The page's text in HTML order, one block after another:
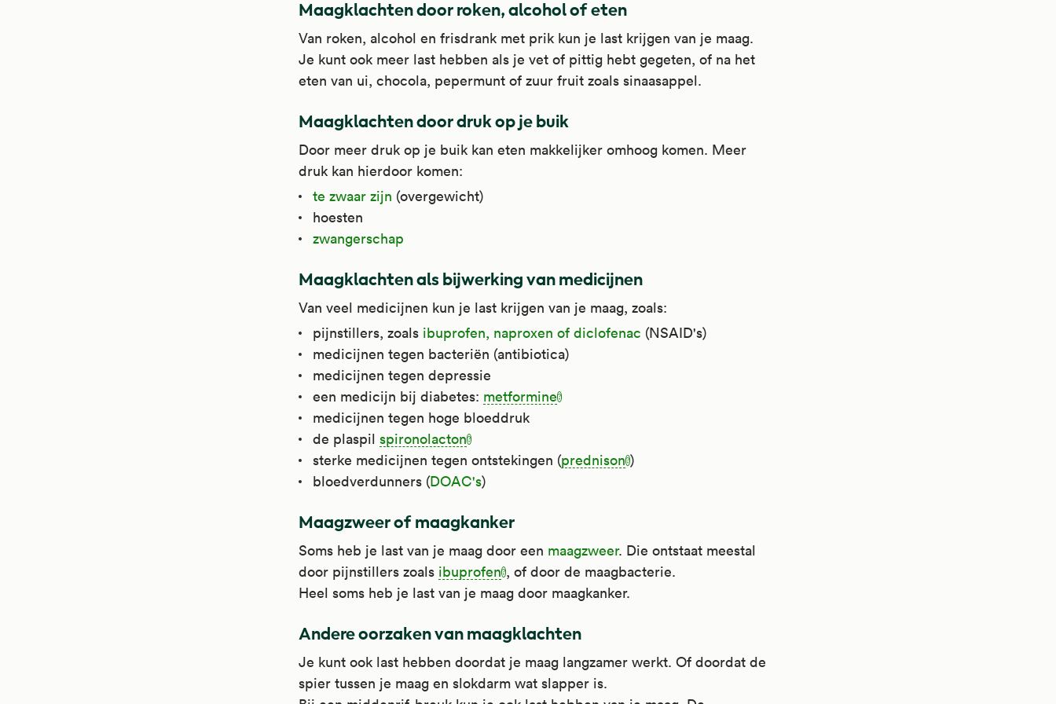
Maagklachten door roken, alcohol of eten
Van roken, alcohol en frisdrank met prik kun je last krijgen van je maag.
Je kunt ook meer last hebben als je vet of pittig hebt gegeten, of na het
eten van ui, chocola, pepermunt of zuur fruit zoals sinaasappel.
Maagklachten door druk op je buik
Door meer druk op je buik kan eten makkelijker omhoog komen. Meer
druk kan hierdoor komen:
te zwaar zijn (overgewicht)
hoesten
zwangerschap
Maagklachten als bijwerking van medicijnen
Van veel medicijnen kun je last krijgen van je maag, zoals:
pijnstillers, zoals ibuprofen, naproxen of diclofenac (NSAID's)
medicijnen tegen bacteriën (antibiotica)
medicijnen tegen depressie
een medicijn bij diabetes: metformine
medicijnen tegen hoge bloeddruk
de plaspil spironolacton
sterke medicijnen tegen ontstekingen (prednison )
bloedverdunners (DOAC's)
Maagzweer of maagkanker
Soms heb je last van je maag door een maagzweer. Die ontstaat meestal
door pijnstillers zoals ibuprofen , of door de maagbacterie.
Heel soms heb je last van je maag door maagkanker.
Andere oorzaken van maagklachten
Je kunt ook last hebben doordat je maag langzamer werkt. Of doordat de
spier tussen je maag en slokdarm wat slapper is.